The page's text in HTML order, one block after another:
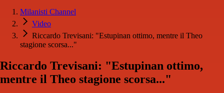
Milanisti Channel
Video
Riccardo Trevisani: "Estupinan ottimo, mentre il Theo
stagione scorsa..."
Riccardo Trevisani: "Estupinan ottimo,
mentre il Theo stagione scorsa..."